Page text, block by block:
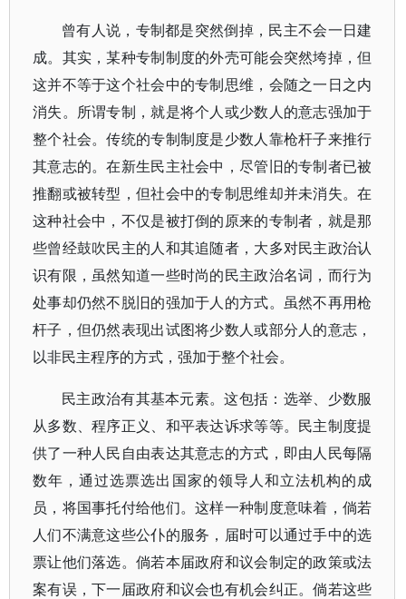
曾有人说，专制都是突然倒掉，民主不会一日建
成。其实，某种专制制度的外壳可能会突然垮掉，但
这并不等于这个社会中的专制思维，会随之一日之内
消失。所谓专制，就是将个人或少数人的意志强加于
整个社会。传统的专制制度是少数人靠枪杆子来推行
其意志的。在新生民主社会中，尽管旧的专制者已被
推翻或被转型，但社会中的专制思维却并未消失。在
这种社会中，不仅是被打倒的原来的专制者，就是那
些曾经鼓吹民主的人和其追随者，大多对民主政治认
识有限，虽然知道一些时尚的民主政治名词，而行为
处事却仍然不脱旧的强加于人的方式。虽然不再用枪
杆子，但仍然表现出试图将少数人或部分人的意志，
以非民主程序的方式，强加于整个社会。
民主政治有其基本元素。这包括：选举、少数服
从多数、程序正义、和平表达诉求等等。民主制度提
供了一种人民自由表达其意志的方式，即由人民每隔
数年，通过选票选出国家的领导人和立法机构的成
员，将国事托付给他们。这样一种制度意味着，倘若
人们不满意这些公仆的服务，届时可以通过手中的选
票让他们落选。倘若本届政府和议会制定的政策或法
案有误，下一届政府和议会也有机会纠正。倘若这些